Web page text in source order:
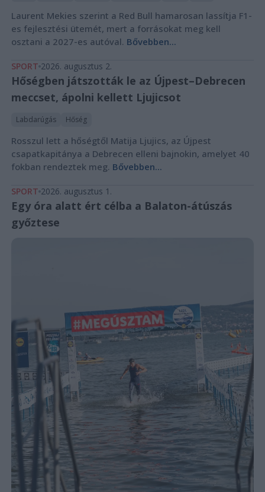
Laurent Mekies szerint a Red Bull hamarosan lassítja F1-
es fejlesztési ütemét, mert a forrásokat meg kell
osztani a 2027-es autóval. Bővebben...
SPORT 2026. augusztus 2.
Hőségben játszották le az Újpest–Debrecen
meccset, ápolni kellett Ljujicsot
Labdarúgás Hőség
Rosszul lett a hőségtől Matija Ljujics, az Újpest
csapatkapitánya a Debrecen elleni bajnokin, amelyet 40
fokban rendeztek meg. Bővebben...
SPORT 2026. augusztus 1.
Egy óra alatt ért célba a Balaton-átúszás
győztese